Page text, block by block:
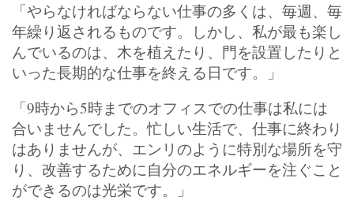
「やらなければならない仕事の多くは、毎週、毎
年繰り返されるものです。しかし、私が最も楽し
んでいるのは、木を植えたり、門を設置したりと
いった長期的な仕事を終える日です。」
「9時から5時までのオフィスでの仕事は私には
合いませんでした。忙しい生活で、仕事に終わり
はありませんが、エンリのように特別な場所を守
り、改善するために自分のエネルギーを注ぐこと
ができるのは光栄です。」